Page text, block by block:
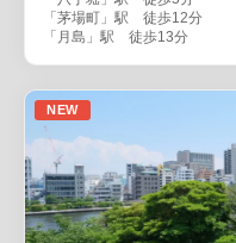
「茅場町」駅 徒歩12分
「月島」駅 徒歩13分
NEW